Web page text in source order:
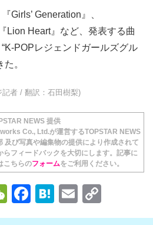
Girls’ Generation』、
Lion Heart』など、発表する曲
POPレジェンドガールズグル
。
者 / 翻訳：石田樹梨)
NEWS 提供
Co., Ltd.が運営するTOPSTAR NEWS
及び写真や編集物の提供により作成されて
フィードバックを大切にします。記事に
こちらのフォームをご利用ください。
W
e
F
a
H
at
E
m o